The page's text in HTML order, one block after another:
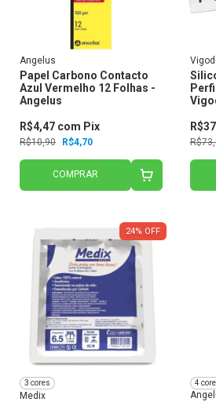
Angelus
Papel Carbono Contacto
Azul Vermelho 12 Folhas -
Angelus
R$10,90 R$4,70
R$4,47 com Pix
COMPRAR
24% OFF
3 cores
Medix
4